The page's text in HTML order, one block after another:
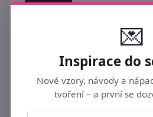
NOVINKA
💌
Inspirace do
Nové vzory, návody a
tvoření – a první se